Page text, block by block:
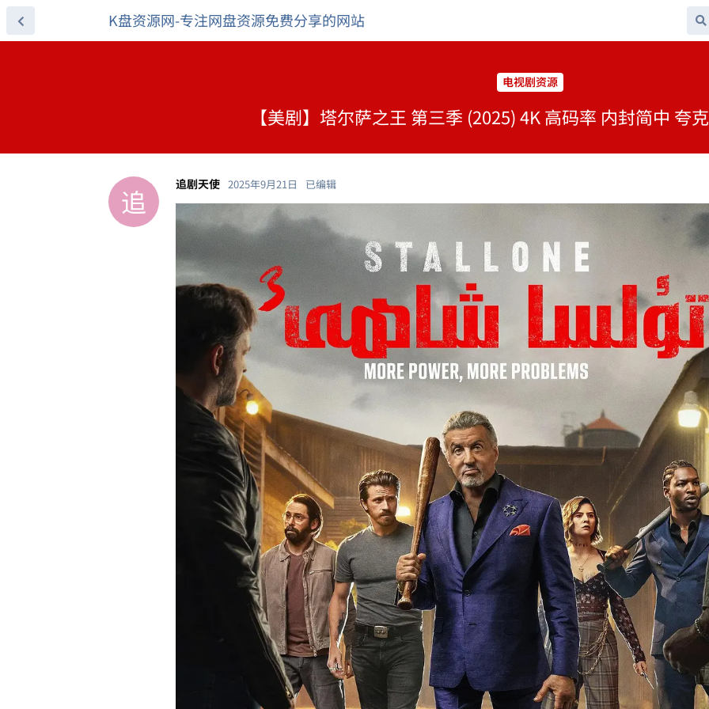
K盘资源网-专注网盘资源免费分享的网站
电视剧资源
【美剧】塔尔萨之王 第三季 (2025) 4K 高码率 内封简中 夸
追 追剧天使 2025年9月21日 已编辑